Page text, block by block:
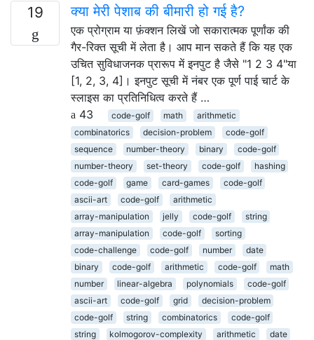
19 क्या मेरी पेशाब की बीमारी हो गई है?
एक प्रोग्राम या फ़ंक्शन लिखें जो सकारात्मक पूर्णांक की
गैर-रिक्त सूची में लेता है। आप मान सकते हैं कि यह एक
उचित सुविधाजनक प्रारूप में इनपुट है जैसे "1 2 3 4"या
[1, 2, 3, 4]। इनपुट सूची में नंबर एक पूर्ण पाई चार्ट के
स्लाइस का प्रतिनिधित्व करते हैं …
43
code-golf math
arithmetic
combinatorics
decision-problem
code-golf
sequence
number-theory binary
code-golf
number-theory
set-theory code-golf
hashing
code-golf
game card-games
code-golf
ascii-art
code-golf
arithmetic
array-manipulation
jelly code-golf
string
array-manipulation
code-golf
sorting
code-challenge
code-golf number
date
binary
code-golf arithmetic code-golf
math
number
linear-algebra polynomials
code-golf
ascii-art
code-golf grid
decision-problem
code-golf
string combinatorics
code-golf
string
kolmogorov-complexity arithmetic
date